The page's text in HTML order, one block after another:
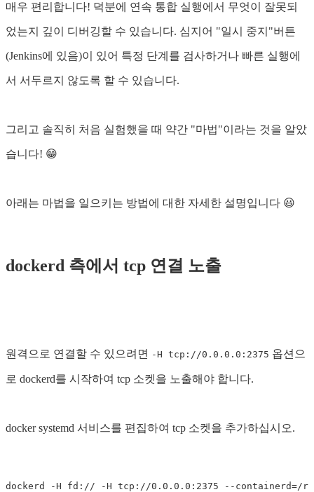
매우 편리합니다! 덕분에 연속 통합 실행에서 무엇이 잘못되
었는지 깊이 디버깅할 수 있습니다. 심지어 "일시 중지"버튼
(Jenkins에 있음)이 있어 특정 단계를 검사하거나 빠른 실행에
서 서두르지 않도록 할 수 있습니다.
그리고 솔직히 처음 실험했을 때 약간 "마법"이라는 것을 알았
습니다! 😁
아래는 마법을 일으키는 방법에 대한 자세한 설명입니다 😃
dockerd 측에서 tcp 연결 노출
원격으로 연결할 수 있으려면 -H tcp://0.0.0.0:2375 옵션으
로 dockerd를 시작하여 tcp 소켓을 노출해야 합니다.
docker systemd 서비스를 편집하여 tcp 소켓을 추가하십시오.
dockerd -H fd:// -H tcp://0.0.0.0:2375 --containerd=